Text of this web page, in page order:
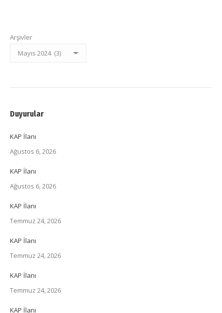
Arşivler
Duyurular
KAP İlanı
Ağustos 6, 2026
KAP İlanı
Ağustos 6, 2026
KAP İlanı
Temmuz 24, 2026
KAP İlanı
Temmuz 24, 2026
KAP İlanı
Temmuz 24, 2026
KAP İlanı